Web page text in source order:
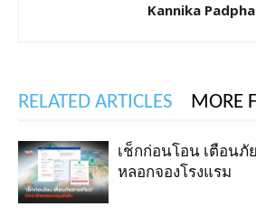
Kannika
RELATED ARTICLES MORE
เช็กก่อนโอน เตือนภั
หลอกจองโรงแรม